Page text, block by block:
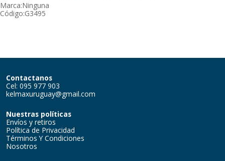
Marca:Ninguna
Código:G3495
Contactanos
Cel: 095 977 903
kelmaxuruguay@gmail.com
Nuestras políticas
Envíos y retiros
Política de Privacidad
Términos Y Condiciones
Nosotros